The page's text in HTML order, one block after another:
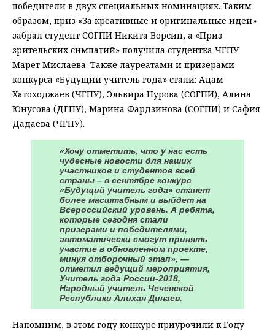
победители в двух специальных номинациях. Таким
образом, приз «За креативные и оригинальные идеи»
забрал студент СОГПИ Никита Ворсин, а «Приз
зрительских симпатий» получила студентка ЧГПУ
Марет Мислаева. Также лауреатами и призерами
конкурса «Будущий учитель года» стали: Адам
Хатоходжаев (ЧГПУ), Эльвира Нурова (СОГПИ), Алина
Юнусова (ДГПУ), Марина Фардзинова (СОГПИ) и Сафия
Дадаева (ЧГПУ).
«Хочу отметить, что у нас есть
чудесные новости для наших
участников и студентов всей
страны – в сентябре конкурс
«Будущий учитель года» станет
более масштабным и выйдет на
Всероссийский уровень. А ребята,
которые сегодня стали
призерами и победителями,
автоматически смогут принять
участие в обновленном проекте,
минуя отборочный этап», —
отметил ведущий мероприятия,
Учитель года России-2018,
Народный учитель Чеченской
Республики Алихан Динаев.
Напомним, в этом году конкурс приурочили к Году